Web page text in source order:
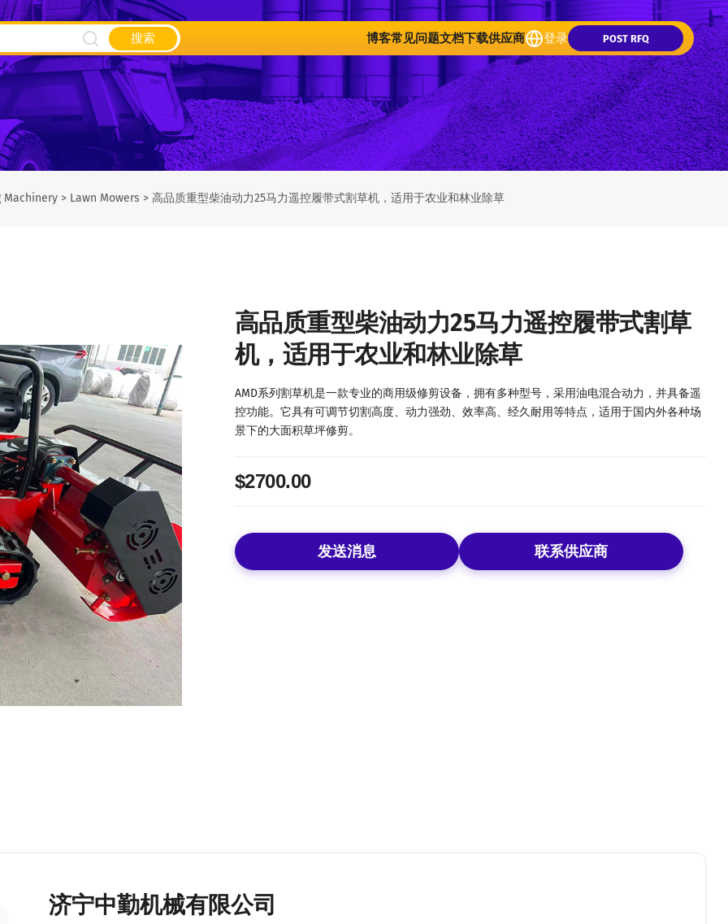
搜索 博客常见问题文档下载供应商 登录 POST RFQ
Machinery> Lawn Mowers > 高品质重型柴油动力25马力遥控履带式割草机，适用于农业和林业除草
高品质重型柴油动力25马力遥控履带式割草
机，适用于农业和林业除草
AMD系列割草机是一款专业的商用级修剪设备，拥有多种型号，采用油电混合动力，并具备遥
控功能。它具有可调节切割高度、动力强劲、效率高、经久耐用等特点，适用于国内外各种场
景下的大面积草坪修剪。
$2700.00
发送消息 联系供应商
济宁中勤机械有限公司